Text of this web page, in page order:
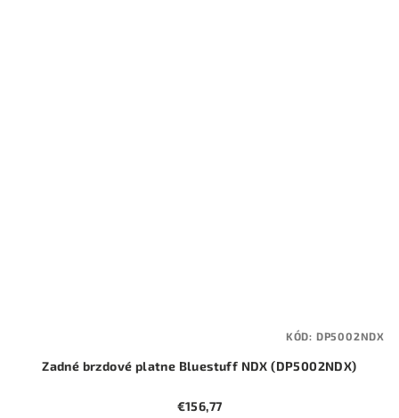
Zadné brzdové platne Bluestuff NDX (DP5002NDX)
€156,77
KÓD: DP5002NDX